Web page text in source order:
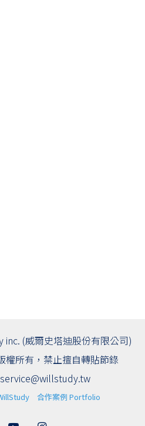
(威爾史塔迪股份有限公司)
權所有，禁止擅自轉貼節錄
service@willstudy.tw
合作案例 Portfolio